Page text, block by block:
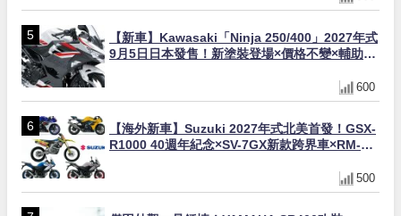
【新車】Kawasaki「Ninja 250/400」2027年式
9月5日日本發售！新塗裝登場×價格不變×輔助滑
600
【海外新車】Suzuki 2027年式北美首發！GSX-
R1000 40週年紀念×SV-7GX新款跨界車×RM-
500